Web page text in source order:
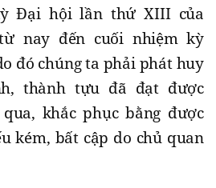
Đại hội lần thứ XIII của
nay đến cuối nhiệm kỳ
đó chúng ta phải phát huy
thành tựu đã đạt được
khắc phục bằng được
kém, bất cập do chủ quan